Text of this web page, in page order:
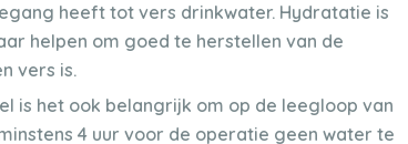
heeft tot vers drinkwater. Hydratatie is
helpen om goed te herstellen van de
vers is.
is het ook belangrijk om op de leegloop van
4 uur voor de operatie geen water te